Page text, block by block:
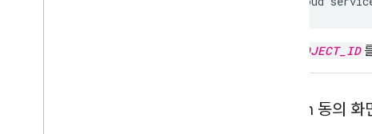
PROJECT_ID
OAuth 동의 화